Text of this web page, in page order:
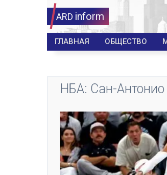
ARD inform
ГЛАВНАЯ ОБЩЕСТВО
НБА: Сан-